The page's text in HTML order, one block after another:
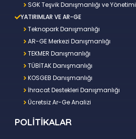
SGK Teşvik Danışmanlığı ve Yönetimi
YATIRIMLAR VE AR-GE
Teknopark Danışmanlığı
AR-GE Merkezi Danışmanlığı
TEKMER Danışmanlığı
TÜBİTAK Danışmanlığı
KOSGEB Danışmanlığı
İhracat Destekleri Danışmanlığı
Ücretsiz Ar-Ge Analizi
POLİTİKALAR